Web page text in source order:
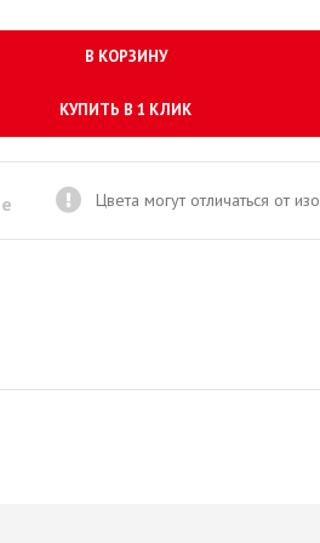
КУПИТЬ
В КОРЗИНУ
КУПИТЬ В 1 КЛИК
Цвета могут отличаться от